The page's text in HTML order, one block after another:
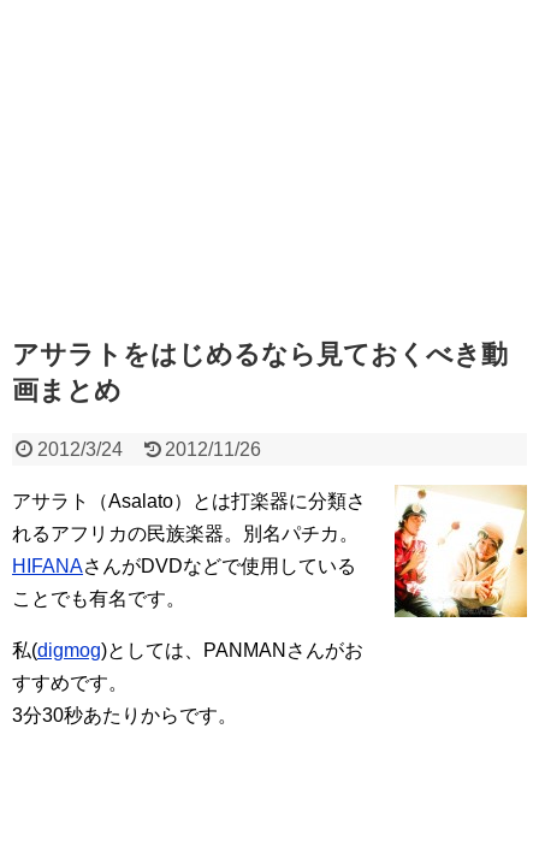
アサラトをはじめるなら見ておくべき動
画まとめ
2012/3/24 2012/11/26
アサラト（Asalato）とは打楽器に分類さ
れるアフリカの民族楽器。別名パチカ。
HIFANAさんがDVDなどで使用している
ことでも有名です。
私(digmog)としては、PANMANさんがお
すすめです。
3分30秒あたりからです。